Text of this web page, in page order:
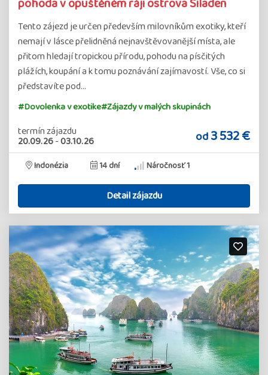
Tento zájezd je určen především milovníkům exotiky, kteří
nemají v lásce přelidněná nejnavštěvovanější místa, ale
přitom hledají tropickou přírodu, pohodu na písčitých
plážích, koupání a k tomu poznávání zajímavostí. Vše, co si
představíte pod…
#Dovolenka v exotike#Zájazdy v malých skupinách
termín zájazdu
20.09.26-03.10.26 od3 532 €
Indonézia 14 dní Náročnosť 1
Detail zájazdu